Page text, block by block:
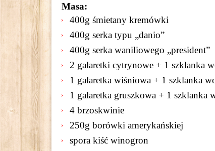
Masa:
400g śmietany kremówki
400g serka typu „danio”
400g serka waniliowego „president”
2 galaretki cytrynowe + 1 szklanka
1 galaretka wiśniowa + 1 szklanka
1 galaretka gruszkowa + 1 szklanka
4 brzoskwinie
250g borówki amerykańskiej
spora kiść winogron